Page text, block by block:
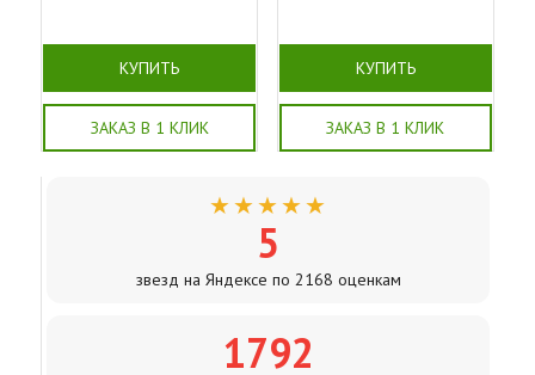
КУПИТЬ
ЗАКАЗ В 1 КЛИК
КУПИТЬ
ЗАКАЗ В 1 КЛИК
★★★★★
5
звезд на Яндексе по 2168 оценкам
1792